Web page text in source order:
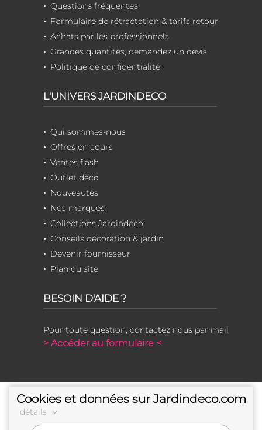
Questions fréquentes
Formulaire de rétractation & tarifs retour
Achats par les professionnels
Grandes quantités, demandez un devis
Politique de confidentialité
L'UNIVERS JARDINDECO
Qui sommes-nous
Offres en cours
Ventes flash
Outlet déco
Nouveautés
Nos marques
Collections Jardindeco
Conseils décoration & jardin
Devenir fournisseur
Plan du site
BESOIN D'AIDE ?
Pour toute question, contactez nous par mail
> Accéder au formulaire <
Cookies et données sur Jardindeco.com
détails